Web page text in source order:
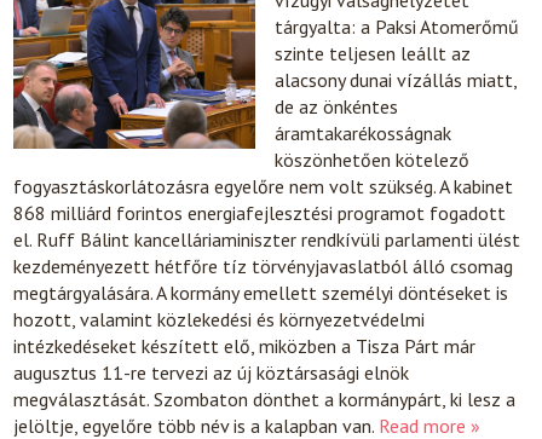
tárgyalta: a Paksi Atomerőmű
szinte teljesen leállt az
alacsony dunai vízállás miatt,
de az önkéntes
áramtakarékosságnak
köszönhetően kötelező
fogyasztáskorlátozásra egyelőre nem volt szükség. A kabinet
868 milliárd forintos energiafejlesztési programot fogadott
el. Ruff Bálint kancelláriaminiszter rendkívüli parlamenti ülést
kezdeményezett hétfőre tíz törvényjavaslatból álló csomag
megtárgyalására. A kormány emellett személyi döntéseket is
hozott, valamint közlekedési és környezetvédelmi
intézkedéseket készített elő, miközben a Tisza Párt már
augusztus 11-re tervezi az új köztársasági elnök
megválasztását. Szombaton dönthet a kormánypárt, ki lesz a
jelöltje, egyelőre több név is a kalapban van. Read more »